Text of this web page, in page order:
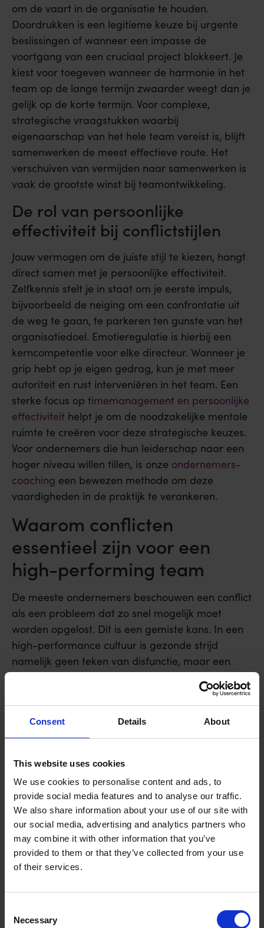
Consent Details About
This website uses cookies
We use cookies to personalise content and ads, to
provide social media features and to analyse our traffic.
We also share information about your use of our site with
our social media, advertising and analytics partners who
may combine it with other information that you’ve
provided to them or that they’ve collected from your use
of their services.
Selection
Necessary
om de vaart in de organisatie te houden.
Doordrukken is een legitieme keuze bij urgente
beslissingen of wanneer een impasse de
voortgang van een cruciaal project blokkeert. Je
kiest voor toegeven wanneer de harmonie in het
team op de lange termijn zwaarder weegt dan je
gelijk op de korte termijn. Voor complexe,
strategische vraagstukken waarbij
eigenaarschap van het hele team vereist is, blijft
samenwerken de meest effectieve route. Het
verschuiven van vermijden naar samenwerken is
vaak de grootste winst bij teamontwikkeling.
De rol van persoonlijke
effectiviteit bij conflictstijlen
Jouw vermogen om de juiste stijl te kiezen, hangt
direct samen met je persoonlijke effectiviteit.
Zelfkennis stelt je in staat om je eerste impuls,
bijvoorbeeld de neiging om een confrontatie uit
de weg te gaan, te parkeren ten gunste van het
organisatiedoel. Emotieregulatie is hierbij een
kerncompetentie voor elke directeur. Wanneer je
grip hebt op je eigen gedrag, kun je met meer
autoriteit en rust interveniëren in het team. Een
sterke focus op timemanagement en persoonlijke
effectiviteit helpt je om de noodzakelijke mentale
ruimte te creëren voor deze strategische keuzes.
Voor ondernemers die hun leiderschap naar een
hoger niveau willen tillen, is onze ondernemers-
coaching een bewezen methode om deze
vaardigheden in de praktijk te verankeren.
Waarom conflicten
essentieel zijn voor een
high-performing team
De meeste ondernemers beschouwen een conflict
als een probleem dat zo snel mogelijk moet
worden opgelost. Dit is een gemiste kans. In een
high-performance cultuur is gezonde strijd
namelijk geen teken van disfunctie, maar een
Lencioni toont aan dat teams die conflicten
vermijden, nooit het noodzakelijke niveau van
vertrouwen en commitment bereiken. Zonder de
schuring van verschillende meningen ontstaat er
een kunstmatige harmonie. Dit leidt uiteindelijk
innovatie. Effectieve conflicthantering op de
werkvloer is de tool die je gebruikt om deze
schuring om te zetten in vooruitgang.
Wanneer medewerkers zich veilig genoeg voelen
om hun ongezouten mening te geven, verdwijnen
ontstaat ruimte voor een gedeeld moreel
kompas. In plaats van politieke spelletjes achter
de schermen, worden discussies aan de tafel